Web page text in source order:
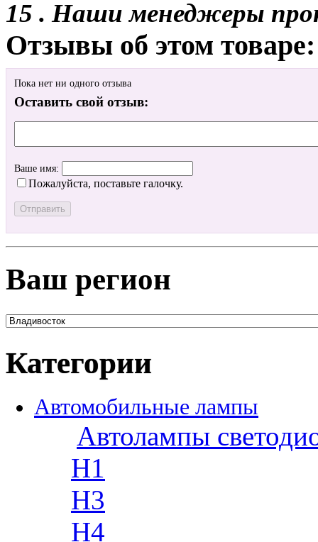
15 . Наши менеджеры
Отзывы об этом товаре:
Пока нет ни одного отзыва
Оставить свой отзыв:
Ваше имя:
Пожалуйста, поставьте галочку.
Ваш регион
Категории
Автомобильные лампы
Автолампы
H1
H3
H4